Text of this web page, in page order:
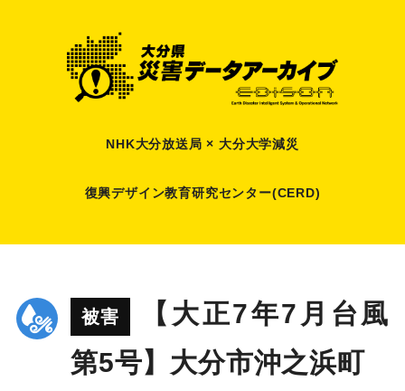
NHK大分放送局 × 大分大学減災
復興デザイン教育研究センター(CERD)
被害
【大正7年7月台風
第5号】大分市沖之浜町